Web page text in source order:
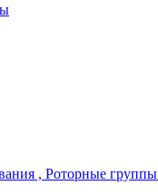
, Роторные группы